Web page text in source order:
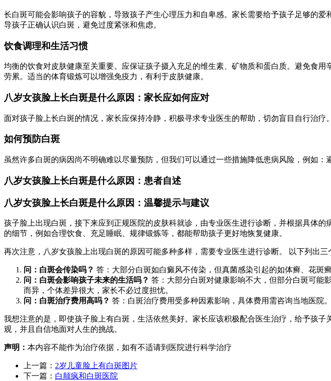
长白斑可能会影响孩子的容貌，导致孩子产生心理压力和自卑感。家长需要给予孩子足够的
导孩子正确认识白斑，避免过度紧张和焦虑。
饮食调理和生活习惯
均衡的饮食对皮肤健康至关重要。应保证孩子摄入充足的维生素、矿物质和蛋白质。避免食
劳累。适当的体育锻炼可以增强免疫力，有利于皮肤健康。
八岁女孩脸上长白斑是什么原因：家长应如何应对
面对孩子脸上长白斑的情况，家长应保持冷静，积极寻求专业医生的帮助，切勿盲目自行治
如何预防白斑
虽然许多白斑的病因尚不明确难以尽量预防，但我们可以通过一些措施降低患病风险，例如
八岁女孩脸上长白斑是什么原因：患者自述
八岁女孩脸上长白斑是什么原因：温馨提示与建议
孩子脸上出现白斑，接下来应到正规医院的皮肤科就诊，由专业医生进行诊断，并根据具体
的细节，例如合理饮食、充足睡眠、规律锻炼等，都能帮助孩子更好地恢复健康。
再次注意，八岁女孩脸上出现白斑的原因可能多种多样，需要专业医生进行诊断。 以下列出三
问：白斑会传染吗？ 答：大部分白斑如白癜风不传染，但真菌感染引起的如体癣、花斑癣
问：白斑会影响孩子未来的生活吗？ 答：大部分白斑对健康影响不大，但部分白斑可能
而异，个体差异很大，家长不必过度担忧。
问：白斑治疗费用高吗？ 答：白斑治疗费用受多种因素影响，具体费用需咨询当地医院
我想注意的是，即使孩子脸上有白斑，生活依然美好。家长应该积极配合医生治疗，给予孩
观，并且自信地面对人生的挑战。
声明： 本内容不能作为治疗依据，如有不适请到医院进行科学治疗
上一篇： 2岁儿童脸上有白斑图片
下一篇： 白颠疯和白斑医院